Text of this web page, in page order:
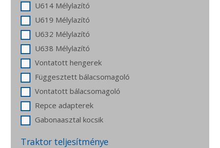
U614 Mélylazító
U619 Mélylazító
U632 Mélylazító
U638 Mélylazító
Vontatott hengerek
Függesztett bálacsomagoló
Vontatott bálacsomagoló
Repce adapterek
Gabonaasztal kocsik
Traktor teljesítménye